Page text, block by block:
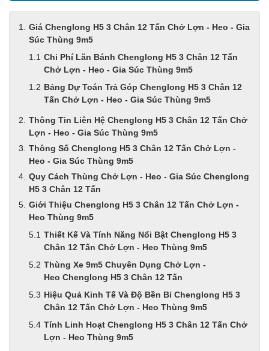
Giá Chenglong H5 3 Chân 12 Tấn Chở Lợn - Heo - Gia
Súc Thùng 9m5
Chi Phí Lăn Bánh Chenglong H5 3 Chân 12 Tấn
Chở Lợn - Heo - Gia Súc Thùng 9m5
Bảng Dự Toán Trả Góp Chenglong H5 3 Chân 12
Tấn Chở Lợn - Heo - Gia Súc Thùng 9m5
Thông Tin Liên Hệ Chenglong H5 3 Chân 12 Tấn Chở
Lợn - Heo - Gia Súc Thùng 9m5
Thông Số Chenglong H5 3 Chân 12 Tấn Chở Lợn -
Heo - Gia Súc Thùng 9m5
Quy Cách Thùng Chở Lợn - Heo - Gia Súc Chenglong
H5 3 Chân 12 Tấn
Giới Thiệu Chenglong H5 3 Chân 12 Tấn Chở Lợn -
Heo Thùng 9m5
Thiết Kế Và Tính Năng Nổi Bật Chenglong H5 3
Chân 12 Tấn Chở Lợn - Heo Thùng 9m5
Thùng Xe 9m5 Chuyên Dụng Chở Lợn -
Heo Chenglong H5 3 Chân 12 Tấn
Hiệu Quả Kinh Tế Và Độ Bền Bỉ Chenglong H5 3
Chân 12 Tấn Chở Lợn - Heo Thùng 9m5
Tính Linh Hoạt Chenglong H5 3 Chân 12 Tấn Chở
Lợn - Heo Thùng 9m5